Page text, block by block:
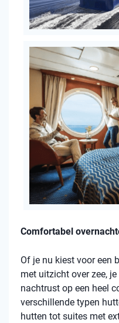
Comfortabel
Of je nu kiest voor een
met uitzicht over zee,
nachtrust op een heel
verschillende typen
hutten tot suites met